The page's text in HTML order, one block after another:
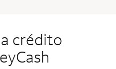
crédito